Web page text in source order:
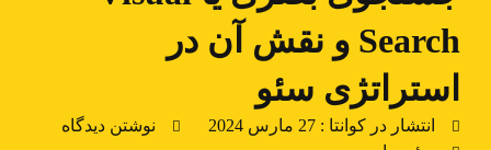
Search و نقش آن در
استراتژی سئو
انتشار در کوانتا : 27 مارس 2024
نوشتن دیدگاه